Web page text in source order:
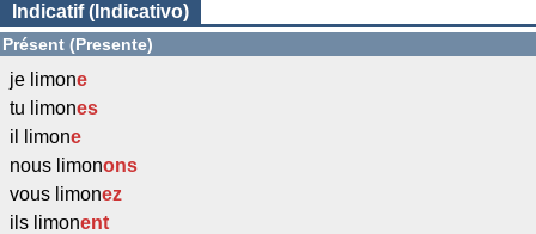
Indicatif (Indicativo)
Présent (Presente)
je limone
tu limones
il limone
nous limonons
vous limonez
ils limonent